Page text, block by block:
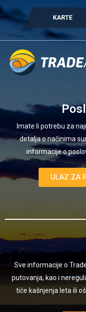
KARTE
Imate li potrebu za
detalja o načinima
informacije o
ULAZ ZA
Sve informacije o
putovanja, kao i
tiče kašnjenja leta ili